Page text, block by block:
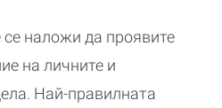
наложи да проявите
на личните и
Най-правилната